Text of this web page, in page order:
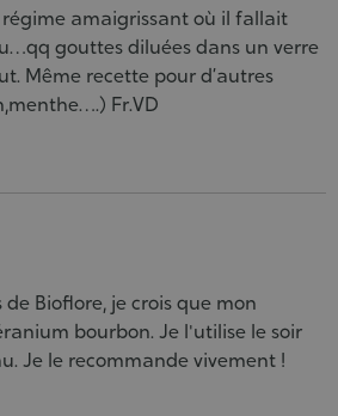
régime amaigrissant où il fallait
gouttes diluées dans un verre
Même recette pour d’autres
Fr.VD
Bioflore, je crois que mon
bourbon. Je l'utilise le soir
Je le recommande vivement !